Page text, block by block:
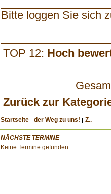
Bitte loggen Sie sich
TOP 12: Hoch
Zurück zur
Startseite der Weg zu uns! Z..
NÄCHSTE TERMINE
Keine Termine gefunden